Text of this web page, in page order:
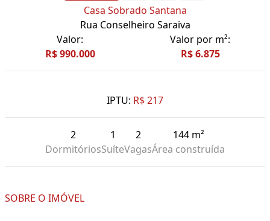
Casa Sobrado Santana
Rua Conselheiro Saraiva
Valor:
R$ 990.000
Valor por m²:
R$ 6.875
IPTU: R$ 217
2
Dormitórios
1
Suíte
2
Vagas
144 m²
Área construída
SOBRE O IMÓVEL